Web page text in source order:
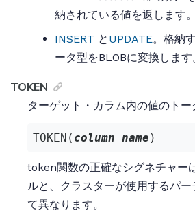
納されている値を返します。
INSERT と UPDATE。格納
ータ型をBLOBに変換します
TOKEN
ターゲット・カラム内の値のトー
TOKEN( column_name )
token関数の正確なシグネチャー
ルと、クラスターが使用するパ
て異なります。